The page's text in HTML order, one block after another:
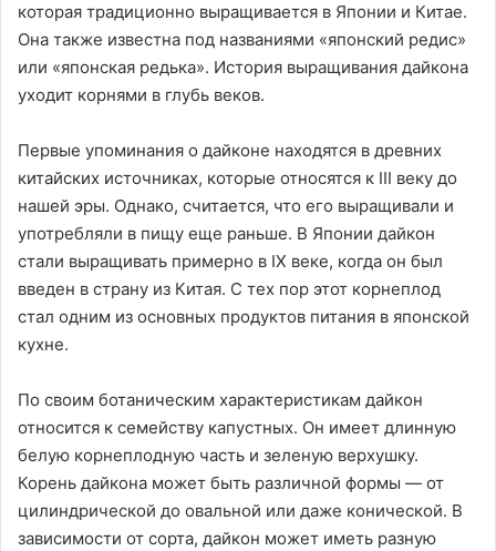
которая традиционно выращивается в Японии и Китае.
Она также известна под названиями «японский редис»
или «японская редька». История выращивания дайкона
уходит корнями в глубь веков.
Первые упоминания о дайконе находятся в древних
китайских источниках, которые относятся к III веку до
нашей эры. Однако, считается, что его выращивали и
употребляли в пищу еще раньше. В Японии дайкон
стали выращивать примерно в IX веке, когда он был
введен в страну из Китая. С тех пор этот корнеплод
стал одним из основных продуктов питания в японской
кухне.
По своим ботаническим характеристикам дайкон
относится к семейству капустных. Он имеет длинную
белую корнеплодную часть и зеленую верхушку.
Корень дайкона может быть различной формы — от
цилиндрической до овальной или даже конической. В
зависимости от сорта, дайкон может иметь разную